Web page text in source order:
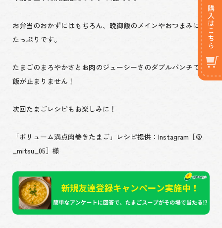
お弁当のおかずにはもちろん、晩御飯のメインやおつまみにも
たっぷりです。
たまごのまろやかさとお肉のジューシーさのダブルパンチでご
飯が止まりません！
次回たまごレシピもお楽しみに！
「ボリューム満点肉巻きたまご」レシピ提供：Instagram［＠
_mitsu_05］様